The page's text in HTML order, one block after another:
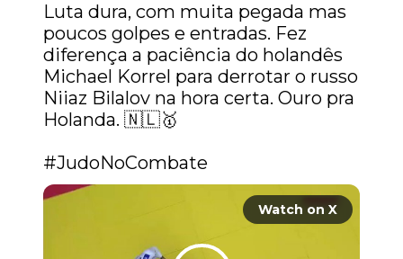
Luta dura, com muita pegada mas
poucos golpes e entradas. Fez
diferença a paciência do holandês
Michael Korrel para derrotar o russo
Niiaz Bilalov na hora certa. Ouro pra
Holanda. 🇳🇱🥇
#JudoNoCombate
Watch on X